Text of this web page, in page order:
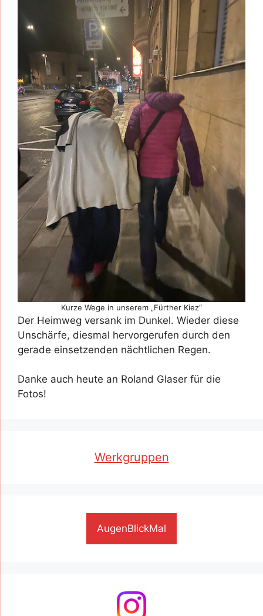
Kurze Wege in unserem „Fürther Kiez“
Der Heimweg versank im Dunkel. Wieder diese
Unschärfe, diesmal hervorgerufen durch den
gerade einsetzenden nächtlichen Regen.
Danke auch heute an Roland Glaser für die
Fotos!
Werkgruppen
AugenBlickMal